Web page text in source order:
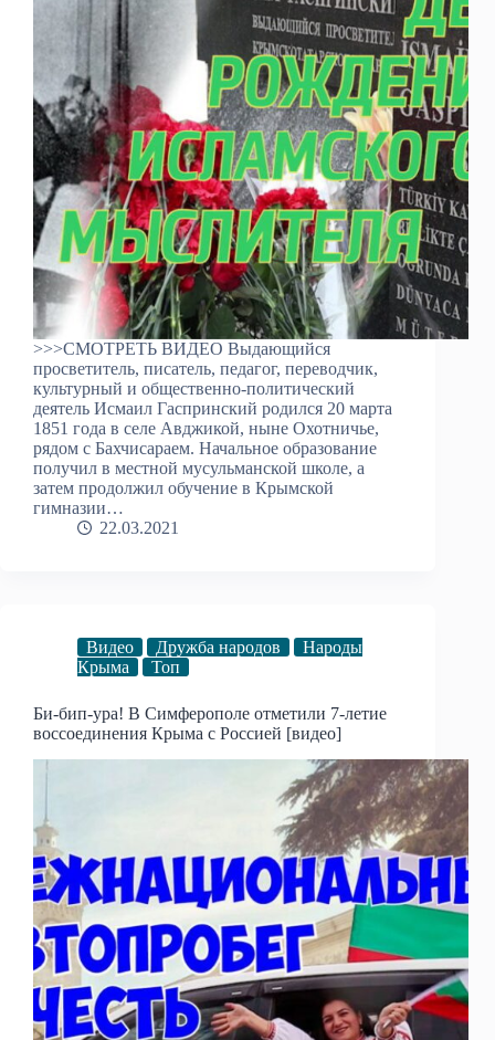
>>>СМОТРЕТЬ ВИДЕО Выдающийся
просветитель, писатель, педагог, переводчик,
культурный и общественно-политический
деятель Исмаил Гаспринский родился 20 марта
1851 года в селе Авджикой, ныне Охотничье,
рядом с Бахчисараем. Начальное образование
получил в местной мусульманской школе, а
затем продолжил обучение в Крымской
гимназии…
22.03.2021
Видео Дружба народов
Народы
Крыма
Топ
Би-бип-ура! В Симферополе отметили 7-летие
воссоединения Крыма с Россией [видео]